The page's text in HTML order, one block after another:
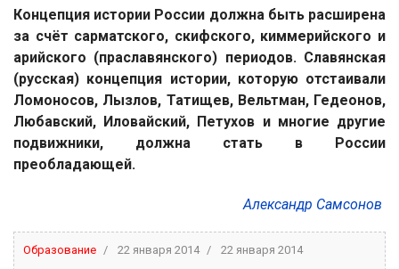
Концепция истории России должна быть расширена
за счёт сарматского, скифского, киммерийского и
арийского (праславянского) периодов. Славянская
(русская) концепция истории, которую отстаивали
Ломоносов, Лызлов, Татищев, Вельтман, Гедеонов,
Любавский, Иловайский, Петухов и многие другие
подвижники, должна стать в России
преобладающей.
Александр Самсонов
Образование 22 января 2014 22 января 2014